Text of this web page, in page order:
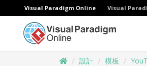
Visual Paradigm Online Visual
設計 模板